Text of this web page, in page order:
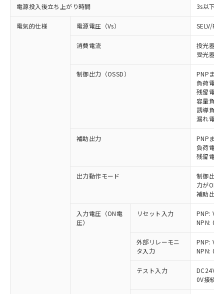
電源投入後立ち上がり時間 3s以下
電気的仕様 電源電圧（Vs） SELV/
消費電流
投光器:
受光器:
制御出力（OSSD）
PNPまた
負荷電流
残留電圧
容量負荷
誘導負荷
漏れ電流
補助出力
PNPまた
負荷電流
残留電圧
出力動作モード
制御出力
力がON)
補助出力
入力電圧（ON電
圧）
リセット入力
PNP: Vs-
NPN: 0
外部リレーモニ
タ入力
PNP: Vs-
NPN: 0
テスト入力
DC24V
0V接続